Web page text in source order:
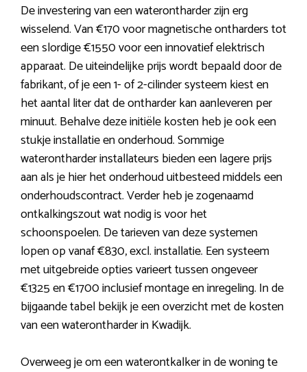
De investering van een waterontharder zijn erg
wisselend. Van €170 voor magnetische ontharders tot
een slordige €1550 voor een innovatief elektrisch
apparaat. De uiteindelijke prijs wordt bepaald door de
fabrikant, of je een 1- of 2-cilinder systeem kiest en
het aantal liter dat de ontharder kan aanleveren per
minuut. Behalve deze initiële kosten heb je ook een
stukje installatie en onderhoud. Sommige
waterontharder installateurs bieden een lagere prijs
aan als je hier het onderhoud uitbesteed middels een
onderhoudscontract. Verder heb je zogenaamd
ontkalkingszout wat nodig is voor het
schoonspoelen. De tarieven van deze systemen
lopen op vanaf €830, excl. installatie. Een systeem
met uitgebreide opties varieert tussen ongeveer
€1325 en €1700 inclusief montage en inregeling. In de
bijgaande tabel bekijk je een overzicht met de kosten
van een waterontharder in Kwadijk.
Overweeg je om een waterontkalker in de woning te